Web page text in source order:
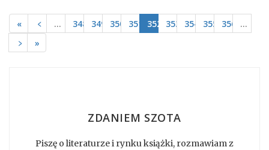
« ﹤ … 348 349 350 351 352 353 354 355 356
…
﹥
»
ZDANIEM SZOTA
Piszę o literaturze i rynku książki, rozmawiam z